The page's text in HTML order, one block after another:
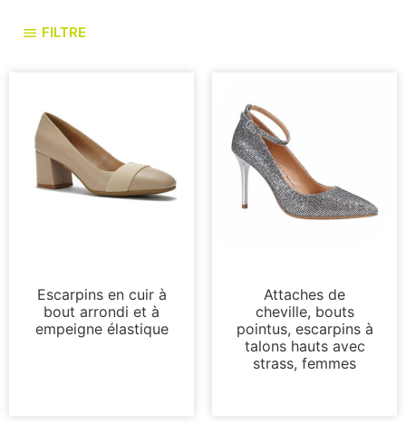
FILTRE
Escarpins en cuir à
bout arrondi et à
empeigne élastique
Attaches de
cheville, bouts
pointus, escarpins à
talons hauts avec
strass, femmes